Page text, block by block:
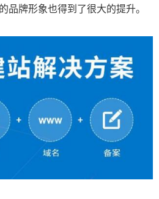
品牌形象也得到了很大的提升。